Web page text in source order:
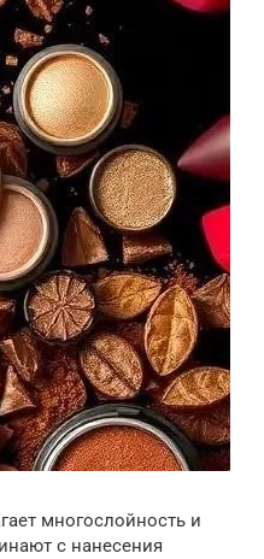
многослойность и
с нанесения